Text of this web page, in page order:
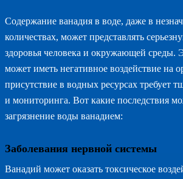
Содержание ванадия в воде, даже в
количествах, может представлять
здоровья человека и окружающей среды.
может иметь негативное воздействие на
присутствие в водных ресурсах требует
и мониторинга. Вот какие последствия
загрязнение воды ванадием:
Заболевания нервной системы
Ванадий может оказать токсическое